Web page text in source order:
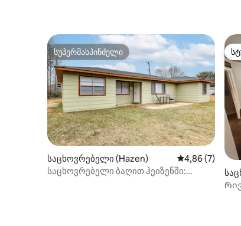
სუპერმასპინძელი
სუპერმასპინძელი
საცხოვრებელი (Hazen) საშუალო
4,86 (7)
საცხოვრებელი ბაღით ჰეიზენში: